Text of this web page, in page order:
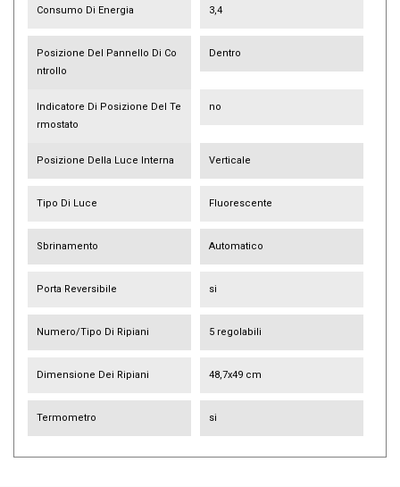
Consumo Di Energia 3,4
Posizione Del Pannello Di Co
Ntrollo
Dentro
Indicatore Di Posizione Del Te
Rmostato
no
Posizione Della Luce Interna Verticale
Tipo Di Luce Fluorescente
Sbrinamento Automatico
Porta Reversibile si
Numero/tipo Di Ripiani 5 regolabili
Dimensione Dei Ripiani 48,7x49 cm
Termometro si